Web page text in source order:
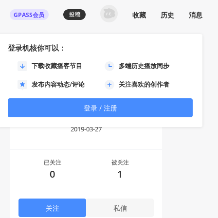
GPASS会员
登录机核你可以：
下载收藏播客节目 多端历史播放同步
发布内容动态/评论 关注喜欢的创作者
登录 / 注册
收藏 历史 消息
无语苍穹
2019-03-27
已关注
0
被关注
1
关注 私信